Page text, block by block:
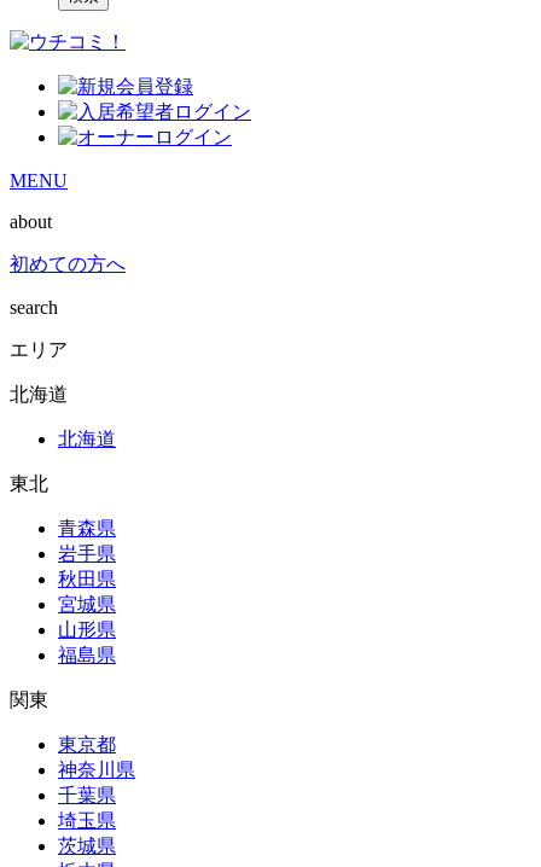
MENU
about
初めての方へ
search
エリア
北海道
北海道
東北
青森県
岩手県
秋田県
宮城県
山形県
福島県
関東
東京都
神奈川県
千葉県
埼玉県
茨城県